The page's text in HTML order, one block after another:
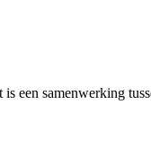
is een samenwerking